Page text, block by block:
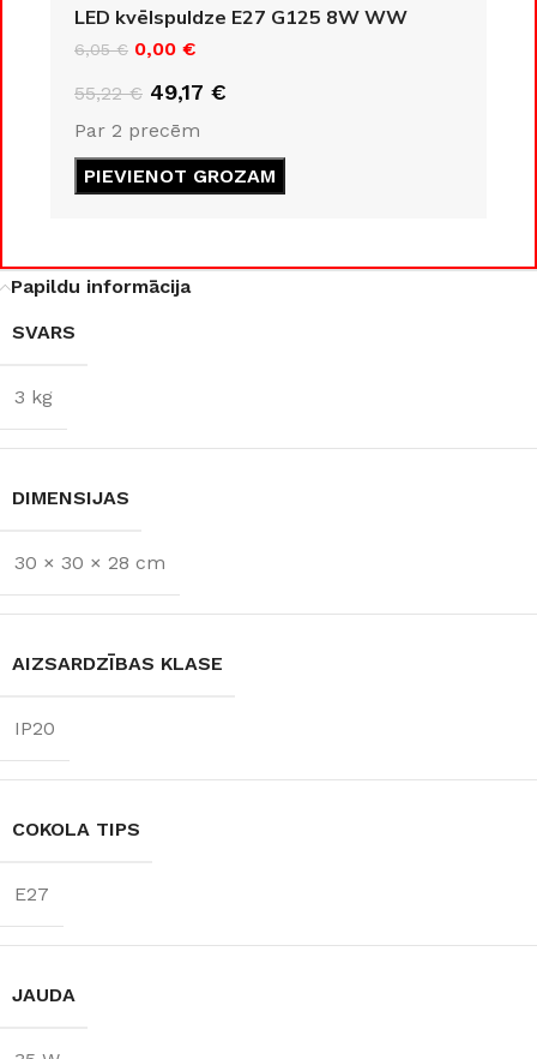
KLASE
COKOLA TIPS
E27
JAUDA 35 W
KOLEKCIJA
JAUDA 8 W
LED kvēlspuldze E27 G125 8W WW
6,05€ 0,00 €
55,22€ 49,17 €
Par 2 precēm
PIEVIENOT GROZAM
Papildu informācija
SVARS
3 kg
DIMENSIJAS
30 × 30 × 28 cm
AIZSARDZĪBAS KLASE
IP20
COKOLA TIPS
E27
JAUDA